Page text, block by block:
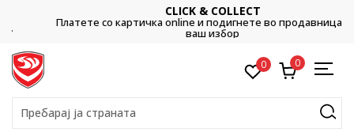
CLICK & COLLECT
Платете со картичка online и подигнете во продавницата по
ваш избор
0 0
Пребарај ја страната